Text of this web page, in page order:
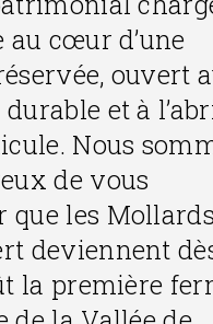
au cœur d’une
ouvert
et à
Nous
de vous
que les
deviennent
la première